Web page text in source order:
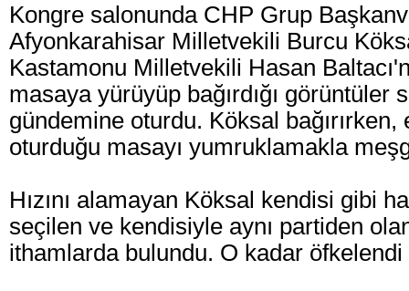
Kongre salonunda CHP Grup
Afyonkarahisar Milletvekili Burcu
Kastamonu Milletvekili Hasan
masaya yürüyüp bağırdığı görüntüler
gündemine oturdu. Köksal
oturduğu masayı yumruklamakla
Hızını alamayan Köksal kendisi gibi
seçilen ve kendisiyle aynı partiden
ithamlarda bulundu. O kadar öfkelendi